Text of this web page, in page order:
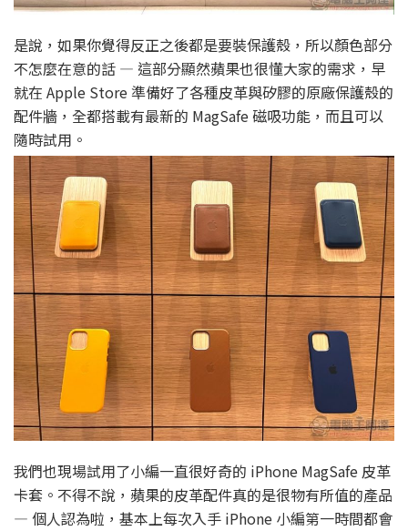
是說，如果你覺得反正之後都是要裝保護殼，所以顏色部分
不怎麼在意的話 — 這部分顯然蘋果也很懂大家的需求，早
就在 Apple Store 準備好了各種皮革與矽膠的原廠保護殼的
配件牆，全都搭載有最新的 MagSafe 磁吸功能，而且可以
隨時試用。
我們也現場試用了小編一直很好奇的 iPhone MagSafe 皮革
卡套。不得不說，蘋果的皮革配件真的是很物有所值的產品
— 個人認為啦，基本上每次入手 iPhone 小編第一時間都會